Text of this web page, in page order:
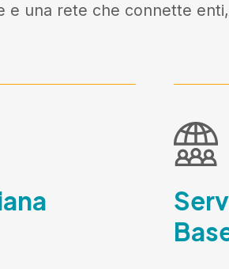
e una rete che connette